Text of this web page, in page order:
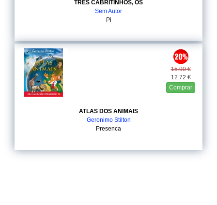
TRES CABRITINHOS, OS
Sem Autor
Pi
15.90 €
12.72 €
Comprar
ATLAS DOS ANIMAIS
Geronimo Stilton
Presenca